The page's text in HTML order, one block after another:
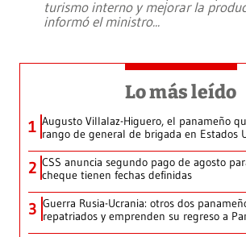
turismo interno y mejorar la
informó el ministro...
Lo más leído
1 Augusto Villalaz-Higuero, el panameño
rango de general de brigada en Estados
2 CSS anuncia segundo pago de agosto
cheque tienen fechas definidas
3 Guerra Rusia-Ucrania: otros dos
repatriados y emprenden su regreso a